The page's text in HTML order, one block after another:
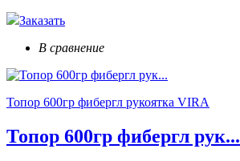
Заказать
В сравнение
Топор 600гр фибергл рукоятка VIRA
Топор 600гр фибергл рук...